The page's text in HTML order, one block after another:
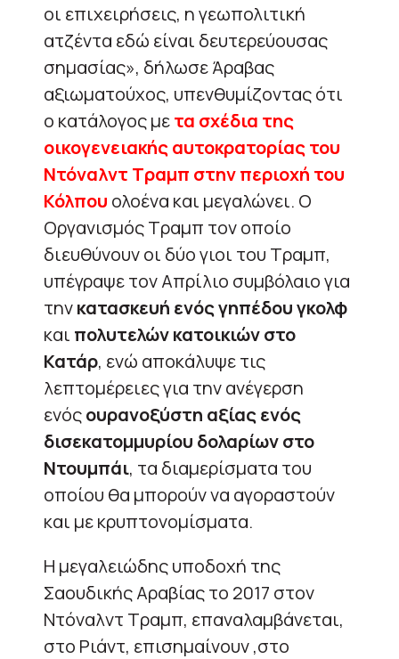
οι επιχειρήσεις, η γεωπολιτική
ατζέντα εδώ είναι δευτερεύουσας
σημασίας», δήλωσε Άραβας
αξιωματούχος, υπενθυμίζοντας ότι
ο κατάλογος μετα σχέδια της
οικογενειακής αυτοκρατορίας του
Ντόναλντ Τραμπ στην περιοχή του
Κόλπου ολοένα και μεγαλώνει. Ο
Οργανισμός Τραμπ τον οποίο
διευθύνουν οι δύο γιοι του Τραμπ,
υπέγραψε τον Απρίλιο συμβόλαιο για
τηνκατασκευή ενός γηπέδου γκολφ
και πολυτελών κατοικιών στο
Κατάρ, ενώ αποκάλυψε τις
λεπτομέρειες για την ανέγερση
ενόςουρανοξύστη αξίας ενός
δισεκατομμυρίου δολαρίων στο
Ντουμπάι, τα διαμερίσματα του
οποίου θα μπορούν να αγοραστούν
και με κρυπτονομίσματα.
Η μεγαλειώδης υποδοχή της
Σαουδικής Αραβίας το 2017 στον
Ντόναλντ Τραμπ, επαναλαμβάνεται,
στο Ριάντ, επισημαίνουν ,στο